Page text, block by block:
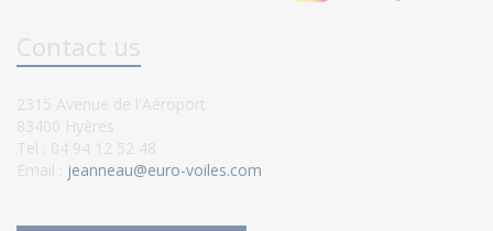
Contact us
2315 Avenue de l'Aéroport
83400 Hyères
Tel : 04 94 12 52 48
Email :
jeanneau@euro-voiles.com